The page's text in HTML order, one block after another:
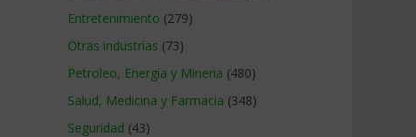
Entretenimiento (279)
Otras industrias (73)
Petroleo, Energia y Mineria (480)
Salud, Medicina y Farmacia (348)
Seguridad (43)